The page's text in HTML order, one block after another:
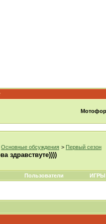
Основные обсуждения > Первый сезон
здравствуте))))
Пользователи ИГРЫ